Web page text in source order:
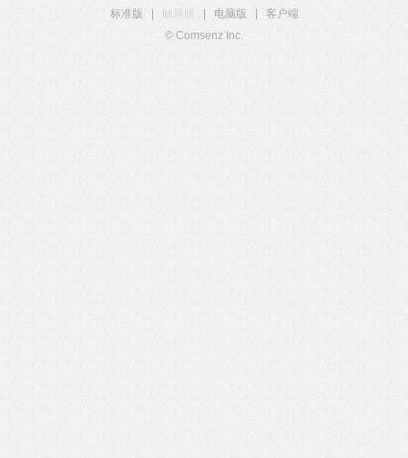
标准版
触屏版 电脑版
客户端
© Comsenz Inc.